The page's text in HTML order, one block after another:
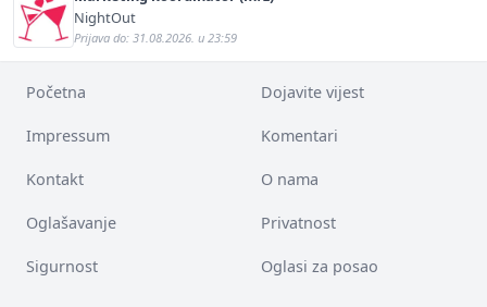
NightOut
Prijava do: 31.08.2026. u 23:59
Početna Dojavite vijest
Impressum Komentari
Kontakt O nama
Oglašavanje Privatnost
Sigurnost Oglasi za posao